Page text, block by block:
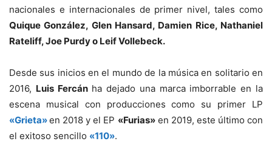
nacionales e internacionales de primer nivel, tales como
Quique González, Glen Hansard, Damien Rice, Nathaniel
Rateliff, Joe Purdy o Leif Vollebeck.
Desde sus inicios en el mundo de la música en solitario en
2016, Luis Fercánha dejado una marca imborrable en la
escena musical con producciones como su primer LP
«Grieta»en 2018 y el EP «Furias»en 2019, este último con
el exitoso sencillo «110».